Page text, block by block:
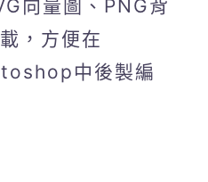
向量圖、PNG背
，方便在
中後製編